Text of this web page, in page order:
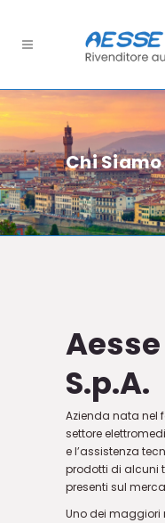
Chi Siamo
S.p.A.
Azienda nata nel
settore
e l’assistenza
prodotti di alcuni
presenti sul
Uno dei maggiori